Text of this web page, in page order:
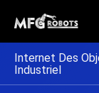
Internet Des
Industriel